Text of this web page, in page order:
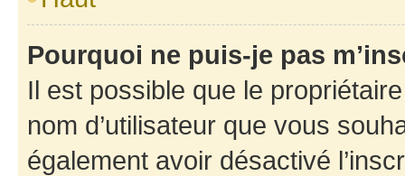
Pourquoi ne puis-je pas
Il est possible que le
nom d’utilisateur que vous
également avoir désactivé